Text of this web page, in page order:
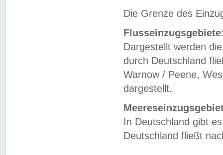
Die Grenze des
Dargestellt werden
durch Deutschland
Warnow / Peene,
dargestellt.
In Deutschland gibt
Deutschland fließt